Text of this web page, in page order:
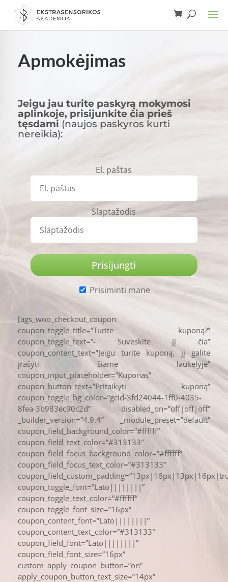
Apmokėjimas
Jeigu jau turite paskyrą mokymosi
aplinkoje, prisijunkite čia prieš
tęsdami (naujos paskyros kurti
nereikia):
El. paštas
Slaptažodis
Prisiminti mane
[ags_woo_checkout_coupon
coupon_toggle_title=”Turite kuponą?”
coupon_toggle_text=”- Suveskite jį čia”
coupon_content_text=”Jeigu turite kuponą, jį galite
įrašyti šiame laukelyje”
coupon_input_placeholder=”Kuponas”
coupon_button_text=”Pritaikyti kuponą”
coupon_toggle_bg_color=”gcid-3fd24044-1ff0-4035-
8fea-3b983ec90c2d” disabled_on=”off|off|off”
_builder_version=”4.9.4″ _module_preset=”default”
coupon_field_background_color=”#ffffff”
coupon_field_text_color=”#313133″
coupon_field_focus_background_color=”#ffffff”
coupon_field_focus_text_color=”#313133″
coupon_toggle_font=”Lato||||||||”
coupon_toggle_text_color=”#ffffff”
coupon_toggle_font_size=”16px”
coupon_content_font=”Lato||||||||”
coupon_content_text_color=”#313133″
coupon_field_font=”Lato||||||||”
coupon_field_font_size=”16px”
custom_apply_coupon_button=”on”
apply_coupon_button_text_size=”14px”